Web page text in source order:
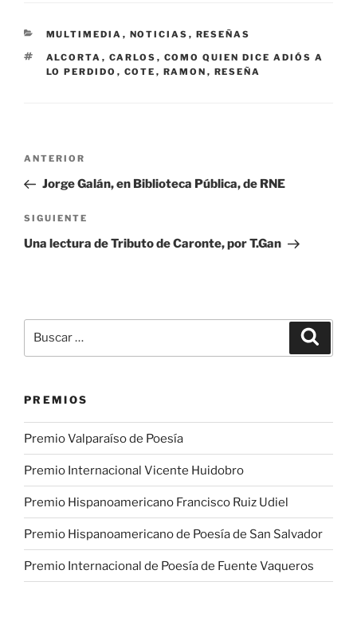
CATEGORÍAS
MULTIMEDIA , NOTICIAS , RESEÑAS
ETIQUETAS
ALCORTA , CARLOS , COMO QUIEN DICE ADIÓS A
LO PERDIDO , COTE , RAMON , RESEÑA
Navegación
entradas
Entrada
anterior:
ANTERIOR
Jorge Galán, en Biblioteca Pública, de RNE
Siguiente
entrada
SIGUIENTE
Una lectura de Tributo de Caronte, por T.Gan
por:
PREMIOS
Premio Valparaíso de Poesía
Premio Internacional Vicente Huidobro
Premio Hispanoamericano Francisco Ruiz Udiel
Premio Hispanoamericano de Poesía de San Salvador
Premio Internacional de Poesía de Fuente Vaqueros